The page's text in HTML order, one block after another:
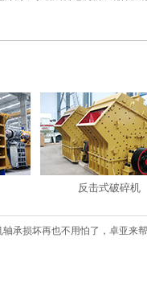
反击式破碎机
承损坏再也不用怕了，卓亚来帮